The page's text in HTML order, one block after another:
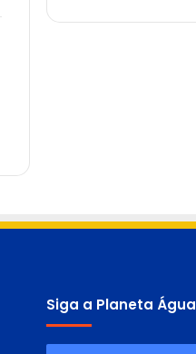
Siga a Planeta Água